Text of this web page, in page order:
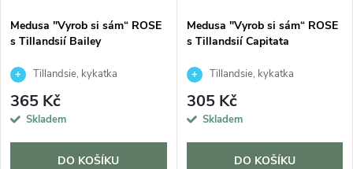
Medusa "Vyrob si sám“ ROSE
s Tillandsií Bailey
Tillandsie, kykatka
365 Kč
Skladem
DO KOŠÍKU
Medusa "Vyrob si sám“ ROSE
s Tillandsií Capitata
Tillandsie, kykatka
305 Kč
Skladem
DO KOŠÍKU